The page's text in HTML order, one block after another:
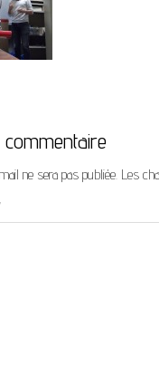
ne sera pas publiée. Les